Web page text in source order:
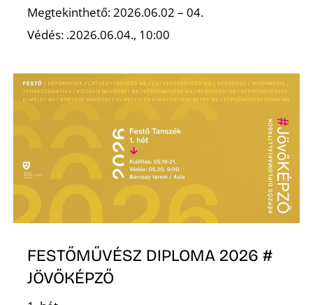
Megtekinthető: 2026.06.02 – 04.
Védés: .2026.06.04., 10:00
FESTŐMŰVÉSZ DIPLOMA 2026 #
JÖVŐKÉPZŐ